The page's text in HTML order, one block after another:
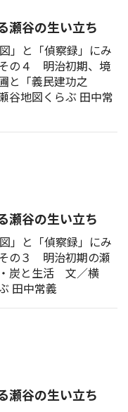
瀬谷の生い立ち
」と「偵察録」にみ
の４ 明治初期、境
と「義民建功之
地図くらぶ 田中常
瀬谷の生い立ち
」と「偵察録」にみ
の３ 明治初期の瀬
炭と生活 文／横
田中常義
瀬谷の生い立ち